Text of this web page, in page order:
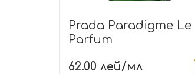
Prada Paradigme Le
Parfum
62.00 лей/мл